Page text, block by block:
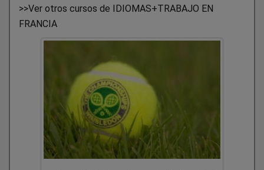
>>Ver otros cursos de IDIOMAS+TRABAJO EN
FRANCIA